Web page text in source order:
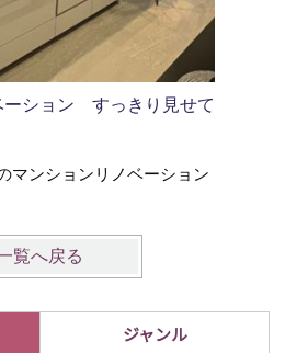
ーション すっきり見せて
マンションリノベーション
覧へ戻る
ジャンル